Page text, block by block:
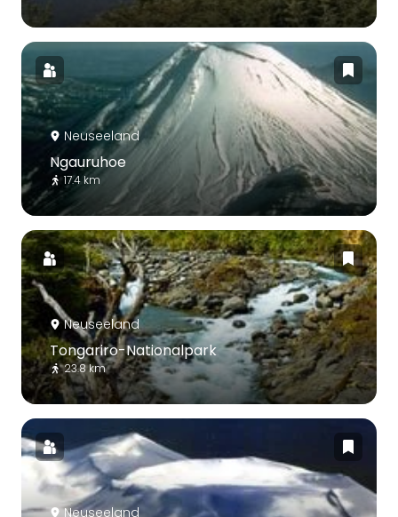
Neuseeland
Ngauruhoe
17.4 km
Neuseeland
Tongariro-Nationalpark
23.8 km
Neuseeland